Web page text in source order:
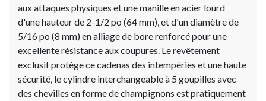
aux attaques physiques et une manille en acier lourd
d'une hauteur de 2-1/2 po (64 mm), et d'un diamètre de
5/16 po (8 mm) en alliage de bore renforcé pour une
excellente résistance aux coupures. Le revêtement
exclusif protège ce cadenas des intempéries et une haute
sécurité, le cylindre interchangeable à 5 goupilles avec
des chevilles en forme de champignons est pratiquement